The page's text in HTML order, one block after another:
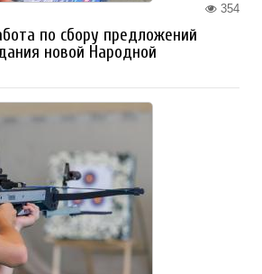
354
по сбору предложений
новой Народной